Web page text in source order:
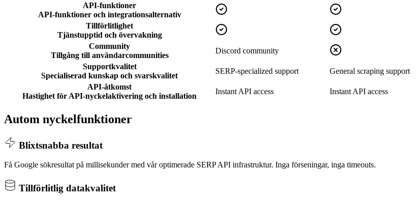
API-funktioner
API-funktioner och integrationsalternativ
Tillförlitlighet
Tjänstupptid och övervakning
Community
Tillgång till användarcommunities
Discord community
Supportkvalitet
Specialiserad kunskap och svarskvalitet
SERP-specialized support
General scraping support
API-åtkomst
Hastighet för API-nyckelaktivering och installation
Instant API access Instant API access
Autom nyckelfunktioner
Blixtsnabba resultat
Få Google sökresultat på millisekunder med vår optimerade SERP API infrastruktur. Inga förseningar, inga timeouts.
Tillförlitlig datakvalitet